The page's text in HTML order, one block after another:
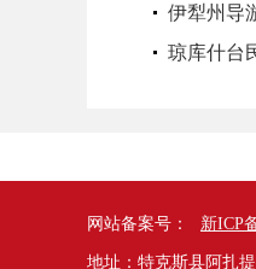
伊犁州导
琼库什台
网站备案号： 新ICP
地址：特克斯县阿